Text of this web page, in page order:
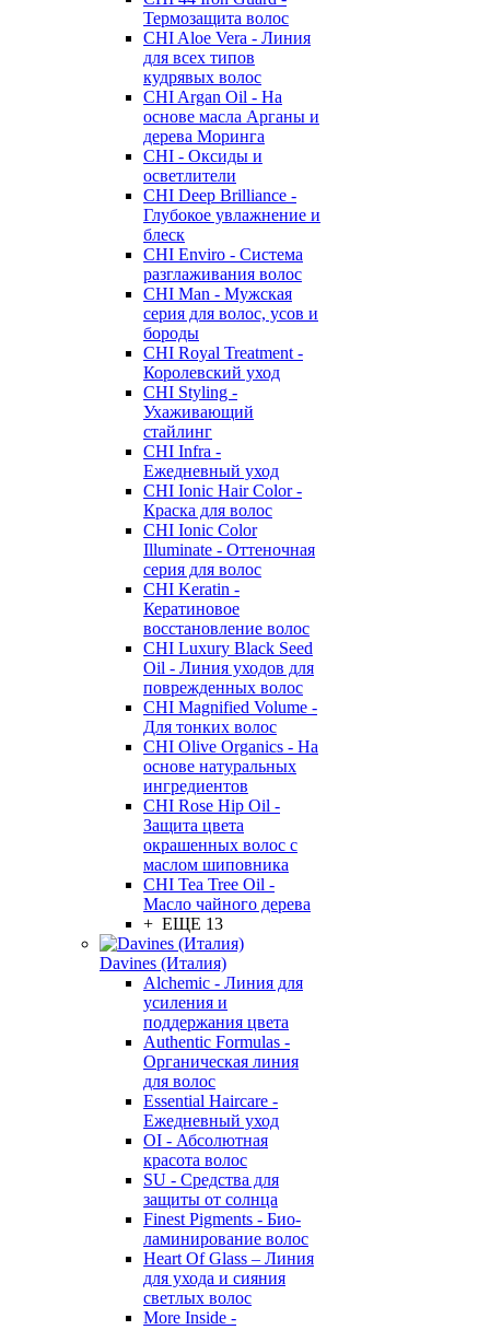
Термозащита волос
CHI Aloe Vera - Линия
для всех типов
кудрявых волос
CHI Argan Oil - На
основе масла Арганы и
дерева Моринга
CHI - Оксиды и
осветлители
CHI Deep Brilliance -
Глубокое увлажнение и
блеск
CHI Enviro - Система
разглаживания волос
CHI Man - Мужская
серия для волос, усов и
бороды
CHI Royal Treatment -
Королевский уход
CHI Styling -
Ухаживающий
стайлинг
CHI Infra -
Ежедневный уход
CHI Ionic Hair Color -
Краска для волос
CHI Ionic Color
Illuminate - Оттеночная
серия для волос
CHI Keratin -
Кератиновое
восстановление волос
CHI Luxury Black Seed
Oil - Линия уходов для
поврежденных волос
CHI Magnified Volume -
Для тонких волос
CHI Olive Organics - На
основе натуральных
ингредиентов
CHI Rose Hip Oil -
Защита цвета
окрашенных волос с
маслом шиповника
CHI Tea Tree Oil -
Масло чайного дерева
+ ЕЩЕ 13
Davines (Италия)
Alchemic - Линия для
усиления и
поддержания цвета
Authentic Formulas -
Органическая линия
для волос
Essential Haircare -
Eжедневный уход
OI - Абсолютная
красота волос
SU - Средства для
защиты от солнца
Finest Pigments - Био-
ламинирование волос
Heart Of Glass – Линия
для ухода и сияния
светлых волос
More Inside -